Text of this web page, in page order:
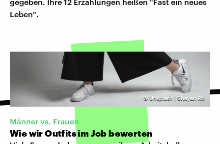
Leben".
© Unsplash | Shayan Rti
Männer vs. Frauen
Wie wir Outfits im Job bewerten